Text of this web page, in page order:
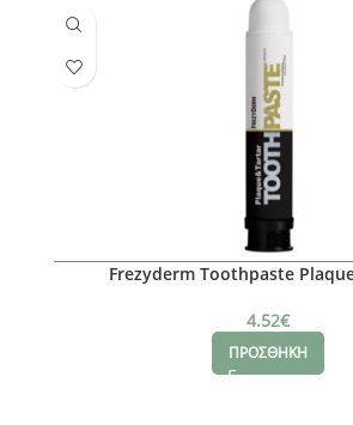
Frezyderm Toothpaste
4.52€
ΠΡΟΣΘΗΚΗ